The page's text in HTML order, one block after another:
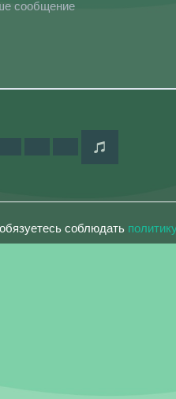
соблюдать